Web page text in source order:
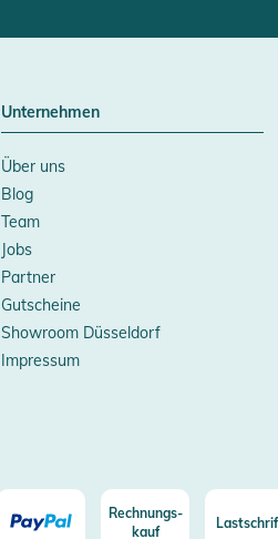
Unternehmen
Über uns
Blog
Team
Jobs
Partner
Gutscheine
Showroom Düsseldorf
Impressum
Rechnungs-
kauf